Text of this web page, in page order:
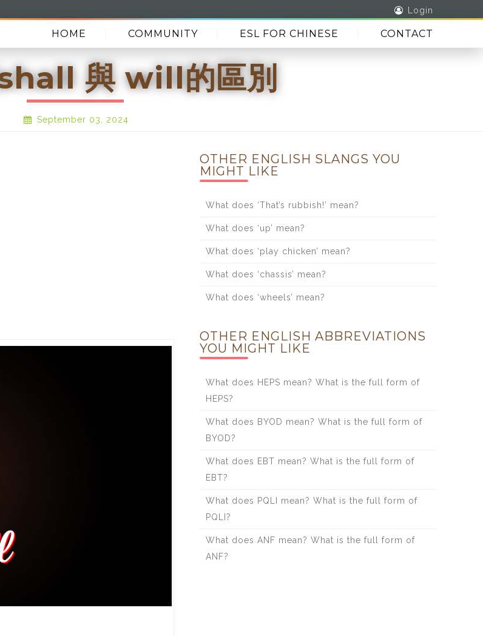
Login
HOME COMMUNITY ESL FOR CHINESE CONTACT
與 will的區別
September 03, 2024
OTHER ENGLISH SLANGS YOU
MIGHT LIKE
What does ‘That’s rubbish!’ mean?
What does ‘up’ mean?
What does ‘play chicken’ mean?
What does ‘chassis’ mean?
What does ‘wheels’ mean?
OTHER ENGLISH ABBREVIATIONS
YOU MIGHT LIKE
What does HEPS mean? What is the full form of
HEPS?
What does BYOD mean? What is the full form of
BYOD?
What does EBT mean? What is the full form of
EBT?
What does PQLI mean? What is the full form of
PQLI?
What does ANF mean? What is the full form of
ANF?